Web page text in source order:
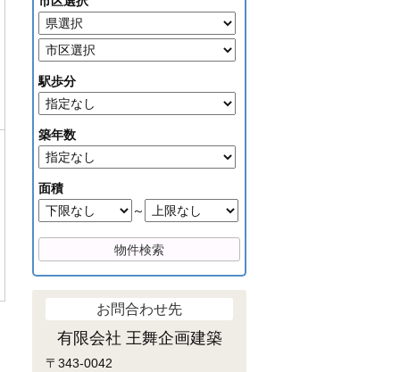
駅歩分
築年数
面積
～
お問合わせ先
有限会社 王舞企画建築
〒343-0042